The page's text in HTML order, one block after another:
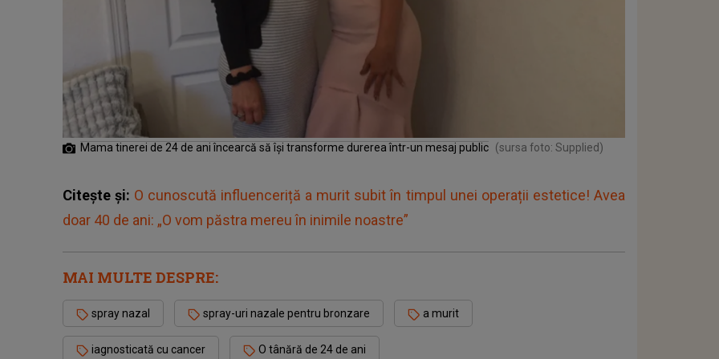
Mama tinerei de 24 de ani încearcă să își transforme durerea într-un mesaj public (sursa foto: Supplied)
Citește și: O cunoscută influenceriță a murit subit în timpul unei operații estetice! Avea
doar 40 de ani: „O vom păstra mereu în inimile noastre”
MAI MULTE DESPRE:
spray nazal spray-uri nazale pentru bronzare a murit
iagnosticată cu cancer O tânără de 24 de ani